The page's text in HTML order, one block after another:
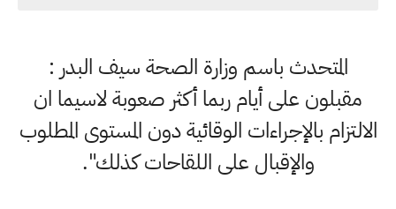
المتحدث باسم وزارة الصحة سيف البدر :
مقبلون على أيام ربما أكثر صعوبة لاسيما ان
الالتزام بالإجراءات الوقائية دون المستوى المطلوب
والإقبال على اللقاحات كذلك".